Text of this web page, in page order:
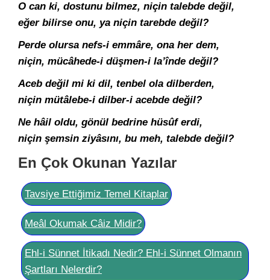
O can ki, dostunu bilmez, niçin talebde değil,
eğer bilirse onu, ya niçin tarebde değil?
Perde olursa nefs-i emmâre, ona her dem,
niçin, mücâhede-i düşmen-i la’înde değil?
Aceb değil mi ki dil, tenbel ola dilberden,
niçin mütâlebe-i dilber-i acebde değil?
Ne hâil oldu, gönül bedrine hüsûf erdi,
niçin şemsin ziyâsını, bu meh, talebde değil?
En Çok Okunan Yazılar
Tavsiye Ettiğimiz Temel Kitaplar
Meâl Okumak Câiz Midir?
Ehl-i Sünnet İtikadı Nedir? Ehl-i Sünnet Olmanın
Şartları Nelerdir?